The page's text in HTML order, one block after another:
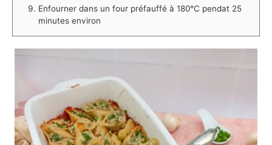
Enfourner dans un four préfauffé à 180°C pendat 25
minutes environ